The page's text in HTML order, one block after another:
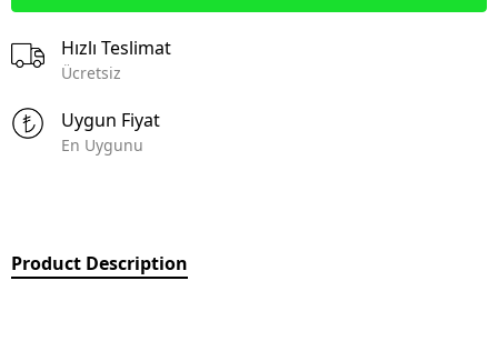
Hızlı Teslimat
Ücretsiz
Uygun Fiyat
En Uygunu
Product Description